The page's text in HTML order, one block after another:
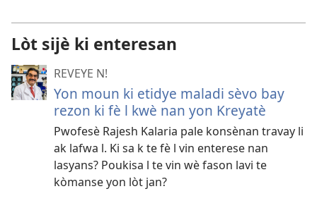
Lòt sijè ki enteresan
REVEYE N!
Yon moun ki etidye maladi sèvo bay
rezon ki fè l kwè nan yon Kreyatè
Pwofesè Rajesh Kalaria pale konsènan travay li
ak lafwa l. Ki sa k te fè l vin enterese nan
lasyans? Poukisa l te vin wè fason lavi te
kòmanse yon lòt jan?